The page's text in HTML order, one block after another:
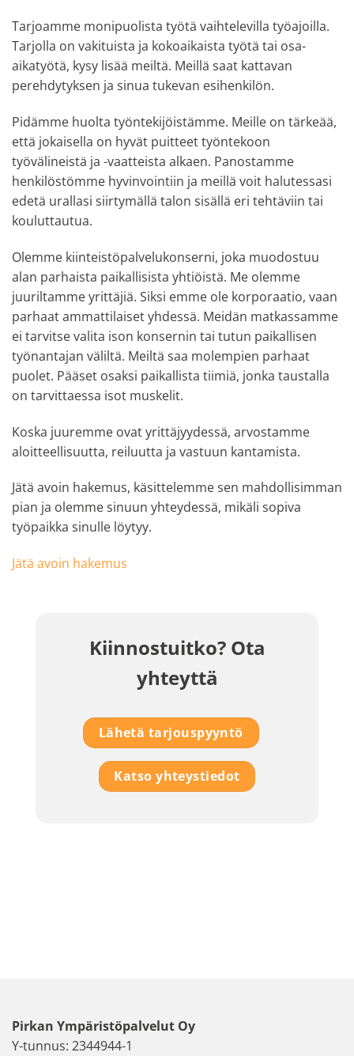
Tarjoamme monipuolista työtä vaihtelevilla työajoilla.
Tarjolla on vakituista ja kokoaikaista työtä tai osa-
aikatyötä, kysy lisää meiltä. Meillä saat kattavan
perehdytyksen ja sinua tukevan esihenkilön.
Pidämme huolta työntekijöistämme. Meille on tärkeää,
että jokaisella on hyvät puitteet työntekoon
työvälineistä ja -vaatteista alkaen. Panostamme
henkilöstömme hyvinvointiin ja meillä voit halutessasi
edetä urallasi siirtymällä talon sisällä eri tehtäviin tai
kouluttautua.
Olemme kiinteistöpalvelukonserni, joka muodostuu
alan parhaista paikallisista yhtiöistä. Me olemme
juuriltamme yrittäjiä. Siksi emme ole korporaatio, vaan
parhaat ammattilaiset yhdessä. Meidän matkassamme
ei tarvitse valita ison konsernin tai tutun paikallisen
työnantajan väliltä. Meiltä saa molempien parhaat
puolet. Pääset osaksi paikallista tiimiä, jonka taustalla
on tarvittaessa isot muskelit.
Koska juuremme ovat yrittäjyydessä, arvostamme
aloitteellisuutta, reiluutta ja vastuun kantamista.
Jätä avoin hakemus, käsittelemme sen mahdollisimman
pian ja olemme sinuun yhteydessä, mikäli sopiva
työpaikka sinulle löytyy.
Jätä avoin hakemus
Kiinnostuitko? Ota
yhteyttä
Lähetä tarjouspyyntö
Katso yhteystiedot
Pirkan Ympäristöpalvelut Oy
Y-tunnus: 2344944-1